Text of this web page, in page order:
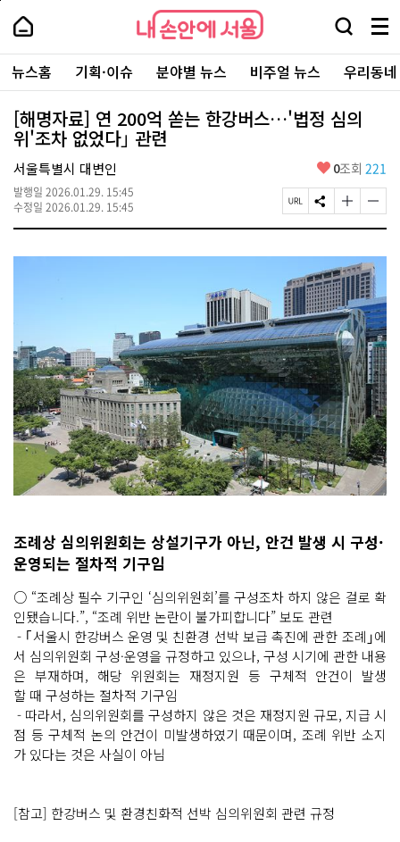
본
로
가
내
손
안
에
서
울
-
서
울
시
대
표
소
통
포
내
손
에
울
검
창
열
기
메
뉴
전
체
보
주
요
서
뉴스홈 기획·이슈 분야별 뉴스 비주얼 뉴스 우리동
[해명자료] 연 200억 쏟는 한강버스…'법정 심의
위'조차 없었다｣ 관련
서울특별시 대변인
발행일 2026.01.29. 15:45
수정일 2026.01.29. 15:45
좋
요
0조회 221
페
이
U
L
복
사
S
N
공
유
하
기
글
자
기
크
게
변
경
하
기
글
자
기
작
게
변
경
하
기
조례상 심의위원회는 상설기구가 아닌, 안건 발생 시 구성·
운영되는 절차적 기구임
○ “조례상 필수 기구인 ‘심의위원회’를 구성조차 하지 않은 걸로 확
인됐습니다.”, “조례 위반 논란이 불가피합니다” 보도 관련
- ｢서울시 한강버스 운영 및 친환경 선박 보급 촉진에 관한 조례｣에
서 심의위원회 구성·운영을 규정하고 있으나, 구성 시기에 관한 내용
은 부재하며, 해당 위원회는 재정지원 등 구체적 안건이 발생
할 때 구성하는 절차적 기구임
- 따라서, 심의위원회를 구성하지 않은 것은 재정지원 규모, 지급 시
점 등 구체적 논의 안건이 미발생하였기 때문이며, 조례 위반 소지
가 있다는 것은 사실이 아님
[참고] 한강버스 및 환경친화적 선박 심의위원회 관련 규정
페
상
단
로